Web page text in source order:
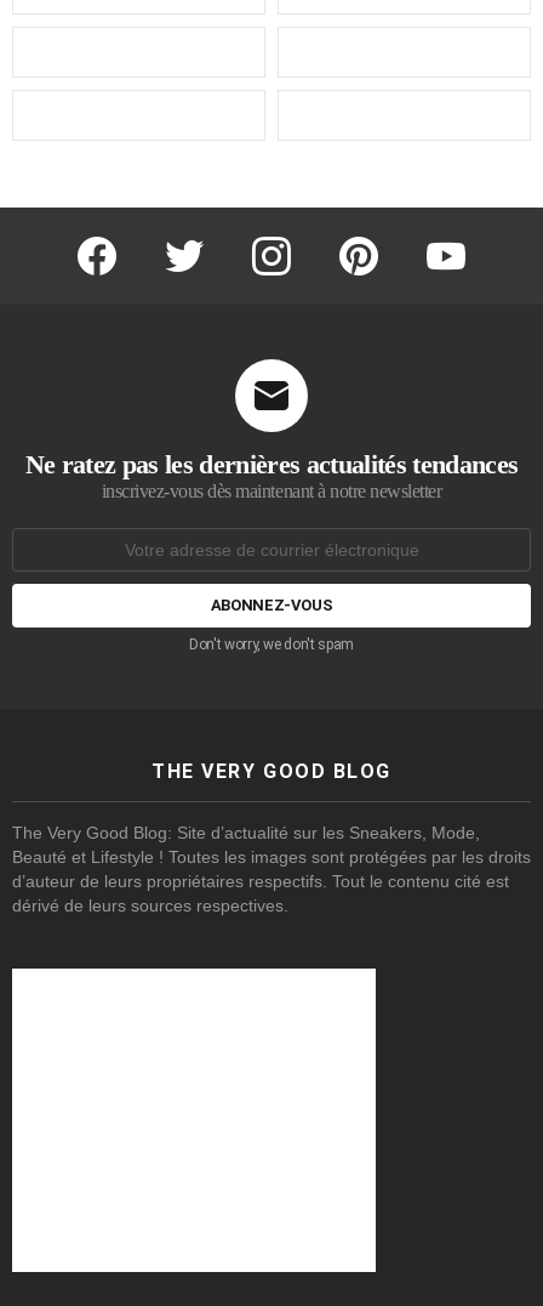
facebook twitter instagram pinterest youtube
Ne ratez pas les dernières actualités tendances
inscrivez-vous dès maintenant à notre newsletter
courrier
Don't worry, we don't spam
THE VERY GOOD BLOG
The Very Good Blog: Site d’actualité sur les Sneakers, Mode,
Beauté et Lifestyle ! Toutes les images sont protégées par les droits
d’auteur de leurs propriétaires respectifs. Tout le contenu cité est
dérivé de leurs sources respectives.